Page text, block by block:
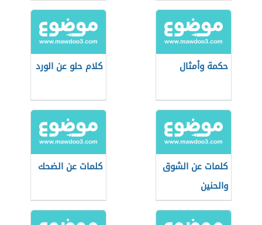
حكمة وأمثال كلام حلو عن الورد
كلمات عن الشوق
والحنين
كلمات عن الضحك